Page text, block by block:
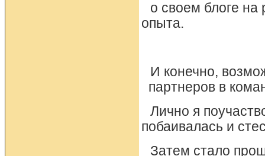
о своем блоге
опыта.
И конечно,
партнеров в
Лично я
побаивалась и
Затем стало